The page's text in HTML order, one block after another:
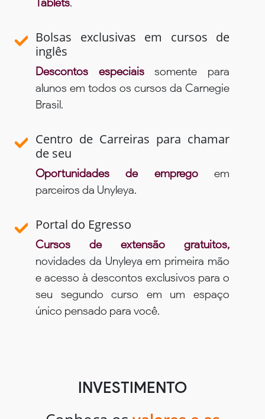
Tablets.
Bolsas exclusivas em cursos de
inglês
Descontos especiaissomente para
alunos em todos os cursos da Carnegie
Brasil.
Centro de Carreiras para chamar
de seu
Oportunidades de empregoem
parceiros da Unyleya.
Portal do Egresso
Cursos de extensão gratuitos,
novidades da Unyleya em primeira mão
e acesso à descontos exclusivos para o
seu segundo curso em um espaço
único pensado para você.
INVESTIMENTO